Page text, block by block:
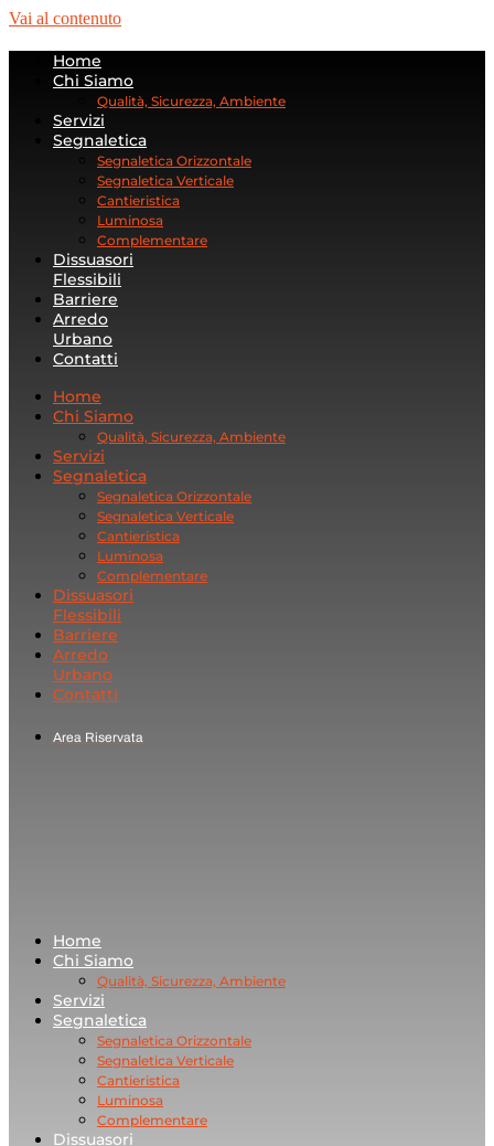
Vai al contenuto
Home
Chi Siamo
Qualità, Sicurezza, Ambiente
Servizi
Segnaletica
Segnaletica Orizzontale
Segnaletica Verticale
Cantieristica
Luminosa
Complementare
Dissuasori
Flessibili
Barriere
Arredo
Urbano
Contatti
Home
Chi Siamo
Qualità, Sicurezza, Ambiente
Servizi
Segnaletica
Segnaletica Orizzontale
Segnaletica Verticale
Cantieristica
Luminosa
Complementare
Dissuasori
Flessibili
Barriere
Arredo
Urbano
Contatti
Area Riservata
Home
Chi Siamo
Qualità, Sicurezza, Ambiente
Servizi
Segnaletica
Segnaletica Orizzontale
Segnaletica Verticale
Cantieristica
Luminosa
Complementare
Dissuasori